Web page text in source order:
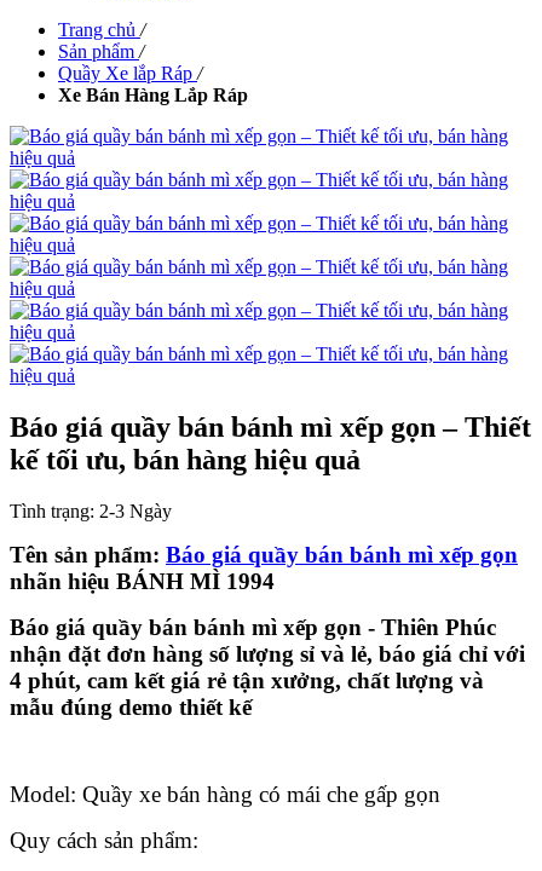
Trang chủ /
Sản phẩm /
Quầy Xe lắp Ráp /
Xe Bán Hàng Lắp Ráp
Báo giá quầy bán bánh mì xếp gọn – Thiết
kế tối ưu, bán hàng hiệu quả
Tình trạng: 2-3 Ngày
Tên sản phẩm: Báo giá quầy bán bánh mì xếp gọn
nhãn hiệu BÁNH MÌ 1994
Báo giá quầy bán bánh mì xếp gọn - Thiên Phúc
nhận đặt đơn hàng số lượng sỉ và lẻ, báo giá chỉ với
4 phút, cam kết giá rẻ tận xưởng, chất lượng và
mẫu đúng demo thiết kế
Model: Quầy xe bán hàng có mái che gấp gọn
Quy cách sản phẩm: